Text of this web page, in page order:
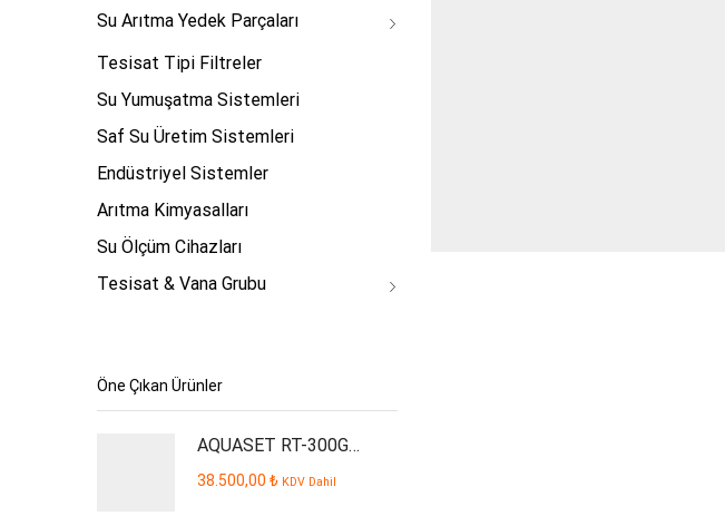
Su Arıtma Yedek Parçaları
Tesisat Tipi Filtreler
Su Yumuşatma Sistemleri
Saf Su Üretim Sistemleri
Endüstriyel Sistemler
Arıtma Kimyasalları
Su Ölçüm Cihazları
Tesisat & Vana Grubu
Öne Çıkan Ürünler
AQUASET RT-300GPD Plus İşyeri Tipi Su Arıtma Cihazı
38.500,00 ₺ KDV Dahil